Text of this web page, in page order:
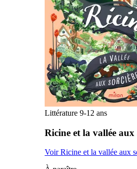
Littérature 9-12 ans
Ricine et la vallée aux
Voir Ricine et la vallée aux